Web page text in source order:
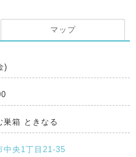
マップ
)
巣箱 ときなる
中央1丁目21-35